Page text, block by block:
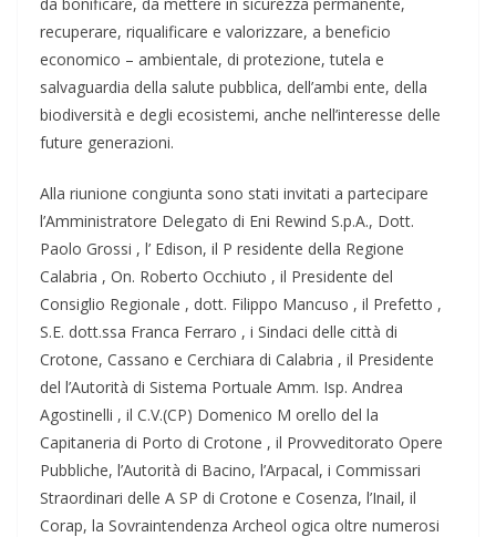
recuperare, riqualificare e valorizzare, a beneficio
economico – ambientale, di protezione, tutela e
salvaguardia della salute pubblica, dell’ambi ente, della
biodiversità e degli ecosistemi, anche nell’interesse delle
future generazioni.
Alla riunione congiunta sono stati invitati a partecipare
l’Amministratore Delegato di Eni Rewind S.p.A., Dott.
Paolo Grossi , l’ Edison, il P residente della Regione
Calabria , On. Roberto Occhiuto , il Presidente del
Consiglio Regionale , dott. Filippo Mancuso , il Prefetto ,
S.E. dott.ssa Franca Ferraro , i Sindaci delle città di
Crotone, Cassano e Cerchiara di Calabria , il Presidente
del l’Autorità di Sistema Portuale Amm. Isp. Andrea
Agostinelli , il C.V.(CP) Domenico M orello del la
Capitaneria di Porto di Crotone , il Provveditorato Opere
Pubbliche, l’Autorità di Bacino, l’Arpacal, i Commissari
Straordinari delle A SP di Crotone e Cosenza, l’Inail, il
Corap, la Sovraintendenza Archeol ogica oltre numerosi